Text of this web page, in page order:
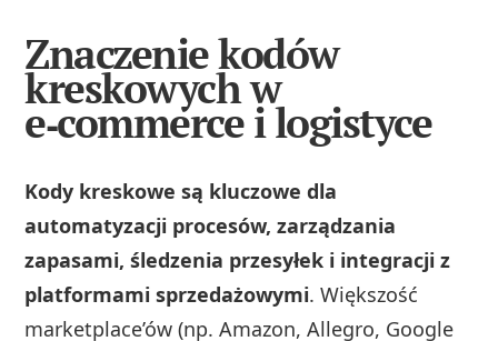
Znaczenie kodów
kreskowych w
e‑commerce i logistyce
Kody kreskowe są kluczowe dla
automatyzacji procesów, zarządzania
zapasami, śledzenia przesyłek i integracji z
platformami sprzedażowymi. Większość
marketplace’ów (np. Amazon, Allegro, Google